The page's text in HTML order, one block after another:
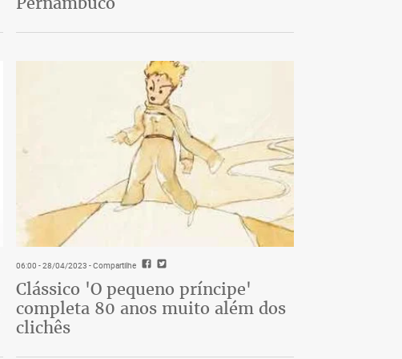
06:00 - 28/04/2023 - Compartilhe
Clássico 'O pequeno príncipe'
completa 80 anos muito além dos
clichês